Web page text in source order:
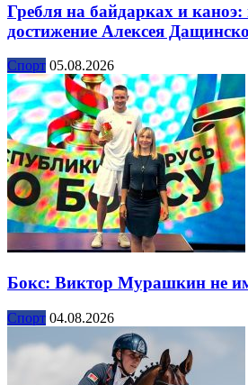
Гребля на байдарках и каноэ:
достижение Алексея
Спорт 05.08.2026
Бокс: Виктор Мурашкин не
Спорт 04.08.2026